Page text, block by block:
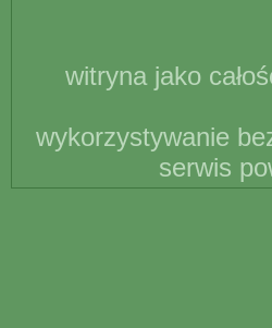
witryna jako
wykorzystywanie
serwis